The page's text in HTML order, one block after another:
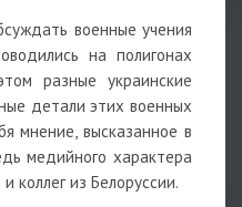
военные учения
на полигонах
разные украинские
детали этих военных
мнение, высказанное в
медийного характера
коллег из Белоруссии.